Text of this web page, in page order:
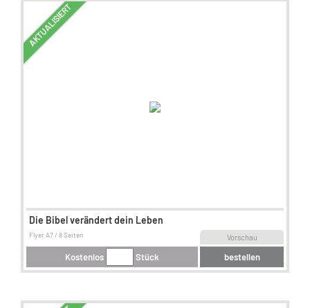
AKTUALISIERT
Die Bibel verändert dein Leben
Vorschau
Flyer A7 / 8 Seiten
Kostenlos Stück bestellen